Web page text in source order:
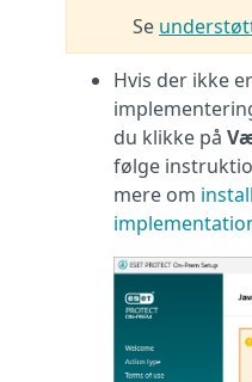
Se
Hvis der ikke
du klikke på
følge
mere om